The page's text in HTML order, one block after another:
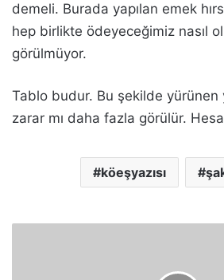
demeli. Burada yapılan emek
hep birlikte ödeyeceğimiz nasıl
görülmüyor.
Tablo budur. Bu şekilde yürünen
zarar mı daha fazla görülür.
köeşyazısı